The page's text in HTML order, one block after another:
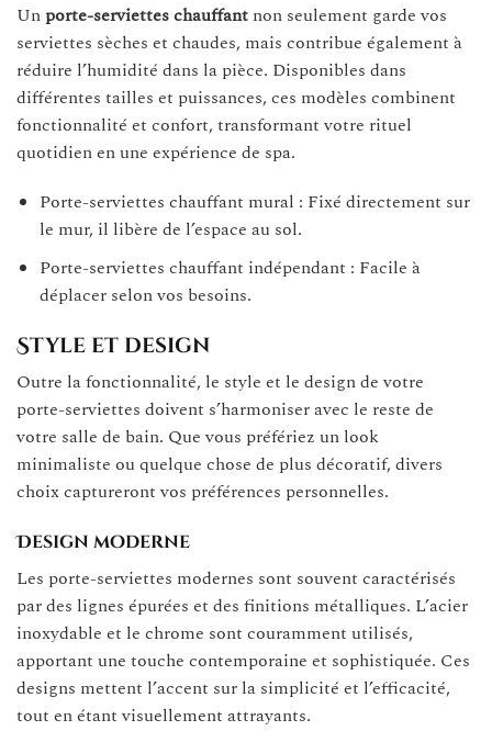
Un porte-serviettes chauffant non seulement garde vos
serviettes sèches et chaudes, mais contribue également à
réduire l’humidité dans la pièce. Disponibles dans
différentes tailles et puissances, ces modèles combinent
fonctionnalité et confort, transformant votre rituel
quotidien en une expérience de spa.
Porte-serviettes chauffant mural : Fixé directement sur
le mur, il libère de l’espace au sol.
Porte-serviettes chauffant indépendant : Facile à
déplacer selon vos besoins.
Style et design
Outre la fonctionnalité, le style et le design de votre
porte-serviettes doivent s’harmoniser avec le reste de
votre salle de bain. Que vous préfériez un look
minimaliste ou quelque chose de plus décoratif, divers
choix captureront vos préférences personnelles.
Design moderne
Les porte-serviettes modernes sont souvent caractérisés
par des lignes épurées et des finitions métalliques. L’acier
inoxydable et le chrome sont couramment utilisés,
apportant une touche contemporaine et sophistiquée. Ces
designs mettent l’accent sur la simplicité et l’efficacité,
tout en étant visuellement attrayants.